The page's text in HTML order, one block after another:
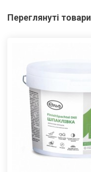
Переглянуті товари